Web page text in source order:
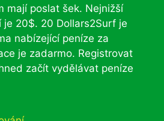
mají poslat šek. Nejnižší
je 20$. 20 Dollars2Surf je
nabízející peníze za
je zadarmo. Registrovat
začít vydělávat peníze